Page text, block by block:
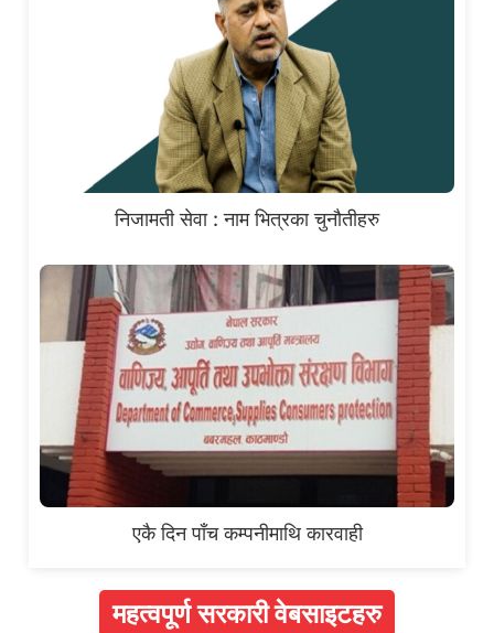
निजामती सेवा : नाम भित्रका चुनौतीहरु
एकै दिन पाँच कम्पनीमाथि कारवाही
महत्वपूर्ण सरकारी वेबसाइटहरु